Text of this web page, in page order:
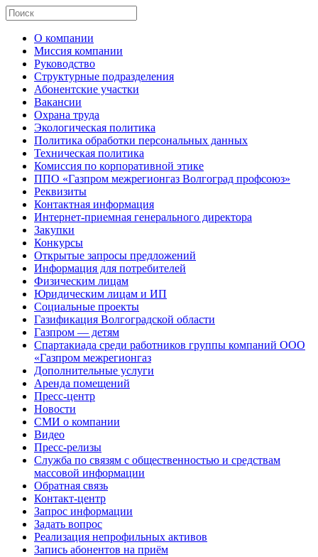
О компании
Миссия компании
Руководство
Структурные подразделения
Абонентские участки
Вакансии
Охрана труда
Экологическая политика
Политика обработки персональных данных
Техническая политика
Комиссия по корпоративной этике
ППО «Газпром межрегионгаз Волгоград профсоюз»
Реквизиты
Контактная информация
Интернет-приемная генерального директора
Закупки
Конкурсы
Открытые запросы предложений
Информация для потребителей
Физическим лицам
Юридическим лицам и ИП
Социальные проекты
Газификация Волгоградской области
Газпром — детям
Спартакиада среди работников группы компаний ООО
«Газпром межрегионгаз
Дополнительные услуги
Аренда помещений
Пресс-центр
Новости
СМИ о компании
Видео
Пресс-релизы
Служба по связям с общественностью и средствам
массовой информации
Обратная связь
Контакт-центр
Запрос информации
Задать вопрос
Реализация непрофильных активов
Запись абонентов на приём